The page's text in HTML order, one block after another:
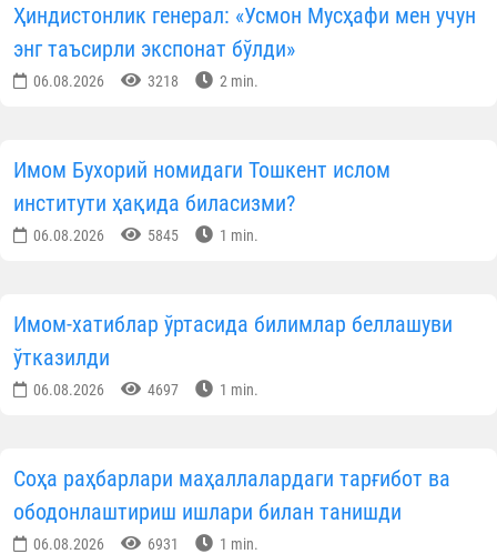
Ҳиндистонлик генерал: «Усмон Мусҳафи мен учун
энг таъсирли экспонат бўлди»
06.08.2026 3218 2 min.
Имом Бухорий номидаги Тошкент ислом
институти ҳақида биласизми?
06.08.2026 5845 1 min.
Имом-хатиблар ўртасида билимлар беллашуви
ўтказилди
06.08.2026 4697 1 min.
Соҳа раҳбарлари маҳаллалардаги тарғибот ва
ободонлаштириш ишлари билан танишди
06.08.2026 6931 1 min.